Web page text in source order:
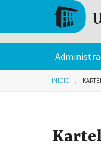
Pasar al contenido
INICIO